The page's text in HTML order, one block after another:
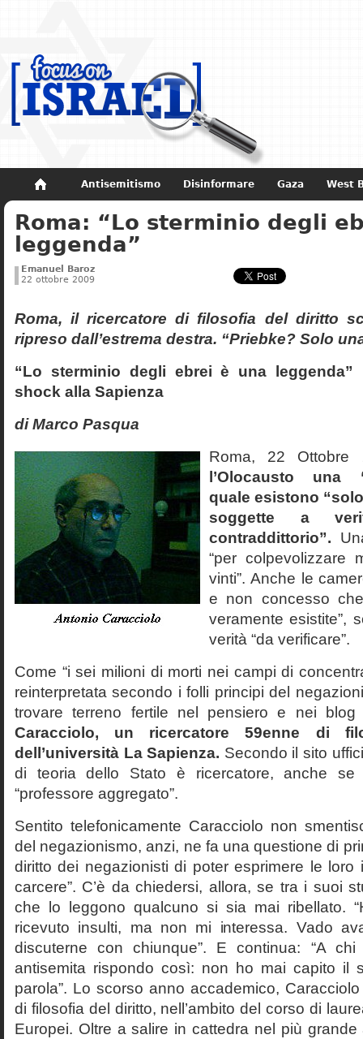
Antisemitismo Disinformare Gaza West
Non dimenticare Storia di Israele
Roma: “Lo sterminio degli
leggenda”
Emanuel Baroz
22 ottobre 2009
Roma, il ricercatore di filosofia del diritto
ripreso dall’estrema destra. “Priebke? Solo
“Lo sterminio degli ebrei è una leggenda”
shock alla Sapienza
di Marco Pasqua
Roma, 22
l’Olocausto una
quale esistono
soggette a
contraddittorio”.
“per colpevolizzare
vinti”. Anche le
e non concesso
veramente esistite”,
verità “da verificare”.
Come “i sei milioni di morti nei campi di
reinterpretata secondo i folli principi del
trovare terreno fertile nel pensiero e nei
Caracciolo, un ricercatore 59enne di
dell’università La Sapienza. Secondo il sito
di teoria dello Stato è ricercatore, anche
“professore aggregato”.
Sentito telefonicamente Caracciolo non
del negazionismo, anzi, ne fa una questione di
diritto dei negazionisti di poter esprimere le loro
carcere”. C’è da chiedersi, allora, se tra i suoi
che lo leggono qualcuno si sia mai ribellato.
ricevuto insulti, ma non mi interessa. Vado
discuterne con chiunque”. E continua: “A
antisemita rispondo così: non ho mai capito il
parola”. Lo scorso anno accademico,
di filosofia del diritto, nell’ambito del corso di
Europei. Oltre a salire in cattedra nel più grande